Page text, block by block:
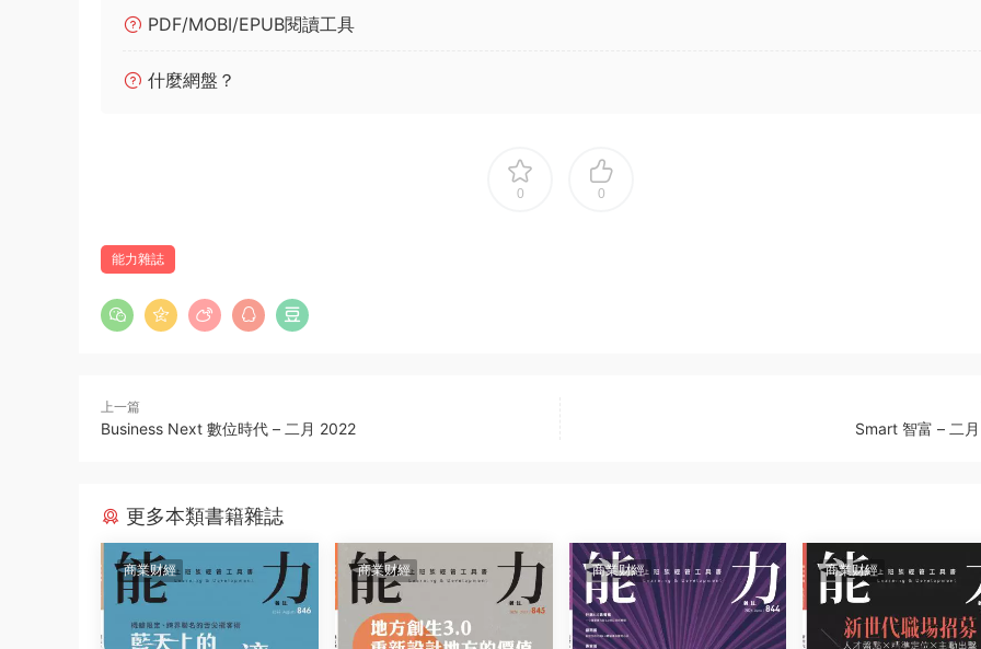
PDF/MOBI/EPUB閱讀工具
什麼網盤？
0 0
能力雜誌
上一篇
Business Next 數位時代 – 二月 2022 Smart 智富 – 二
更多本類書籍雜誌
商業财經 商業财經 商業财經 商業财經